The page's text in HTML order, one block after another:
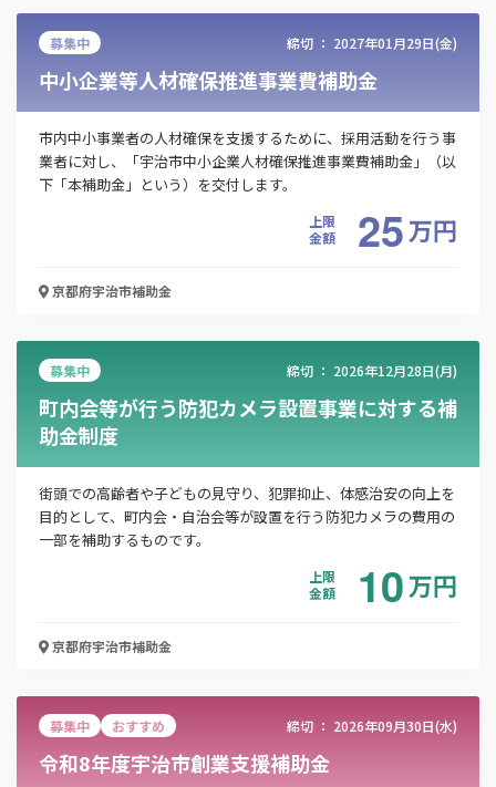
この補助金の情報をPDFダウンロード
お名前
メールアドレス
募集中 締切 ： 2027年01月29日(金)
中小企業等人材確保推進事業費補助金
市内中小事業者の人材確保を支援するために、採用活動を行う事
業者に対し、「宇治市中小企業人材確保推進事業費補助金」（以
下「本補助金」という）を交付します。
上限
金額
25万円
京都府宇治市補助金
募集中 締切 ： 2026年12月28日(月)
町内会等が行う防犯カメラ設置事業に対する補
助金制度
街頭での高齢者や子どもの見守り、犯罪抑止、体感治安の向上を
目的として、町内会・自治会等が設置を行う防犯カメラの費用の
一部を補助するものです。
上限
金額
10万円
京都府宇治市補助金
募集中 おすすめ 締切 ： 2026年09月30日(水)
令和8年度宇治市創業支援補助金